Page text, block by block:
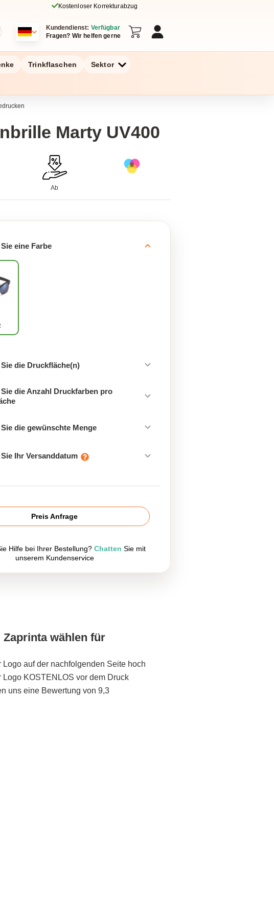
Kostenloser Korrekturabzug
Kundendienst: Verfügbar
Fragen? Wir helfen gerne
Trinkflaschen Sektor
Marty UV400
Ab
eine Farbe
die Druckfläche(n)
die Anzahl Druckfarben pro
die gewünschte Menge
Ihr Versanddatum
Preis Anfrage
Hilfe bei Ihrer Bestellung? Chatten Sie mit
unserem Kundenservice
Zaprinta wählen für
Logo auf der nachfolgenden Seite hoch
Logo KOSTENLOS vor dem Druck
uns eine Bewertung von 9,3